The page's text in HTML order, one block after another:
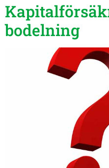
bodelning